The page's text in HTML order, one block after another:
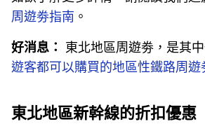
周遊劵指南 。
好消息： 東北地區周遊劵，是其
遊客都可以購買的地區性鐵路周遊
東北地區新幹線的折扣優惠